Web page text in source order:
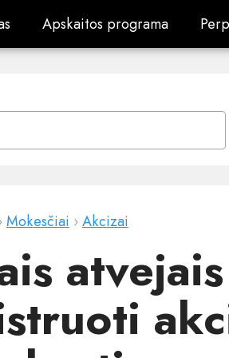
Apskaitos programa
Apskaitos programa
Mokesčiai ›Akcizai